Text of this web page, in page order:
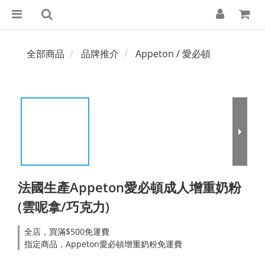
全部商品 品牌推介 Appeton / 愛必頓
法國生產Appeton愛必頓成人增重奶粉
(雲呢拿/巧克力)
全店，買滿$500免運費
指定商品，Appeton愛必頓增重奶粉免運費